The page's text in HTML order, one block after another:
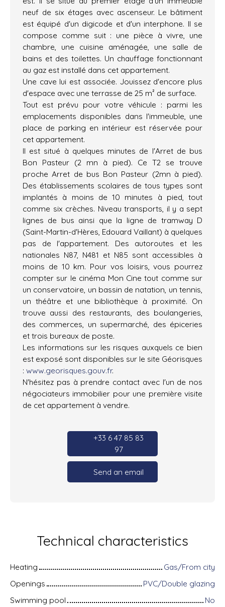
neuf de six étages avec ascenseur. Le bâtiment
est équipé d'un digicode et d'un interphone. Il se
compose comme suit : une pièce à vivre, une
chambre, une cuisine aménagée, une salle de
bains et des toilettes. Un chauffage fonctionnant
au gaz est installé dans cet appartement.
Une cave lui est associée. Jouissez d'encore plus
d'espace avec une terrasse de 25 m² de surface.
Tout est prévu pour votre véhicule : parmi les
emplacements disponibles dans l'immeuble, une
place de parking en intérieur est réservée pour
cet appartement.
Il est situé à quelques minutes de l'Arret de bus
Bon Pasteur (2 mn à pied). Ce T2 se trouve
proche Arret de bus Bon Pasteur (2mn à pied).
Des établissements scolaires de tous types sont
implantés à moins de 10 minutes à pied, tout
comme six crèches. Niveau transports, il y a sept
lignes de bus ainsi que la ligne de tramway D
(Saint-Martin-d'Hères, Edouard Vaillant) à quelques
pas de l'appartement. Des autoroutes et les
nationales N87, N481 et N85 sont accessibles à
moins de 10 km. Pour vos loisirs, vous pourrez
compter sur le cinéma Mon Cine tout comme sur
un conservatoire, un bassin de natation, un tennis,
un théâtre et une bibliothèque à proximité. On
trouve aussi des restaurants, des boulangeries,
des commerces, un supermarché, des épiceries
et trois bureaux de poste.
Les informations sur les risques auxquels ce bien
est exposé sont disponibles sur le site Géorisques
: www.georisques.gouv.fr.
N'hésitez pas à prendre contact avec l'un de nos
négociateurs immobilier pour une première visite
de cet appartement à vendre.
+33 6 47 85 83
97
Send an email
Technical characteristics
Heating
Gas/From city
Openings
PVC/Double glazing
Swimming pool
No